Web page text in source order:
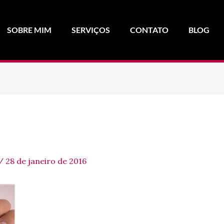
SOBRE MIM SERVIÇOS CONTATO BLOG
/ 28 de janeiro de 2016